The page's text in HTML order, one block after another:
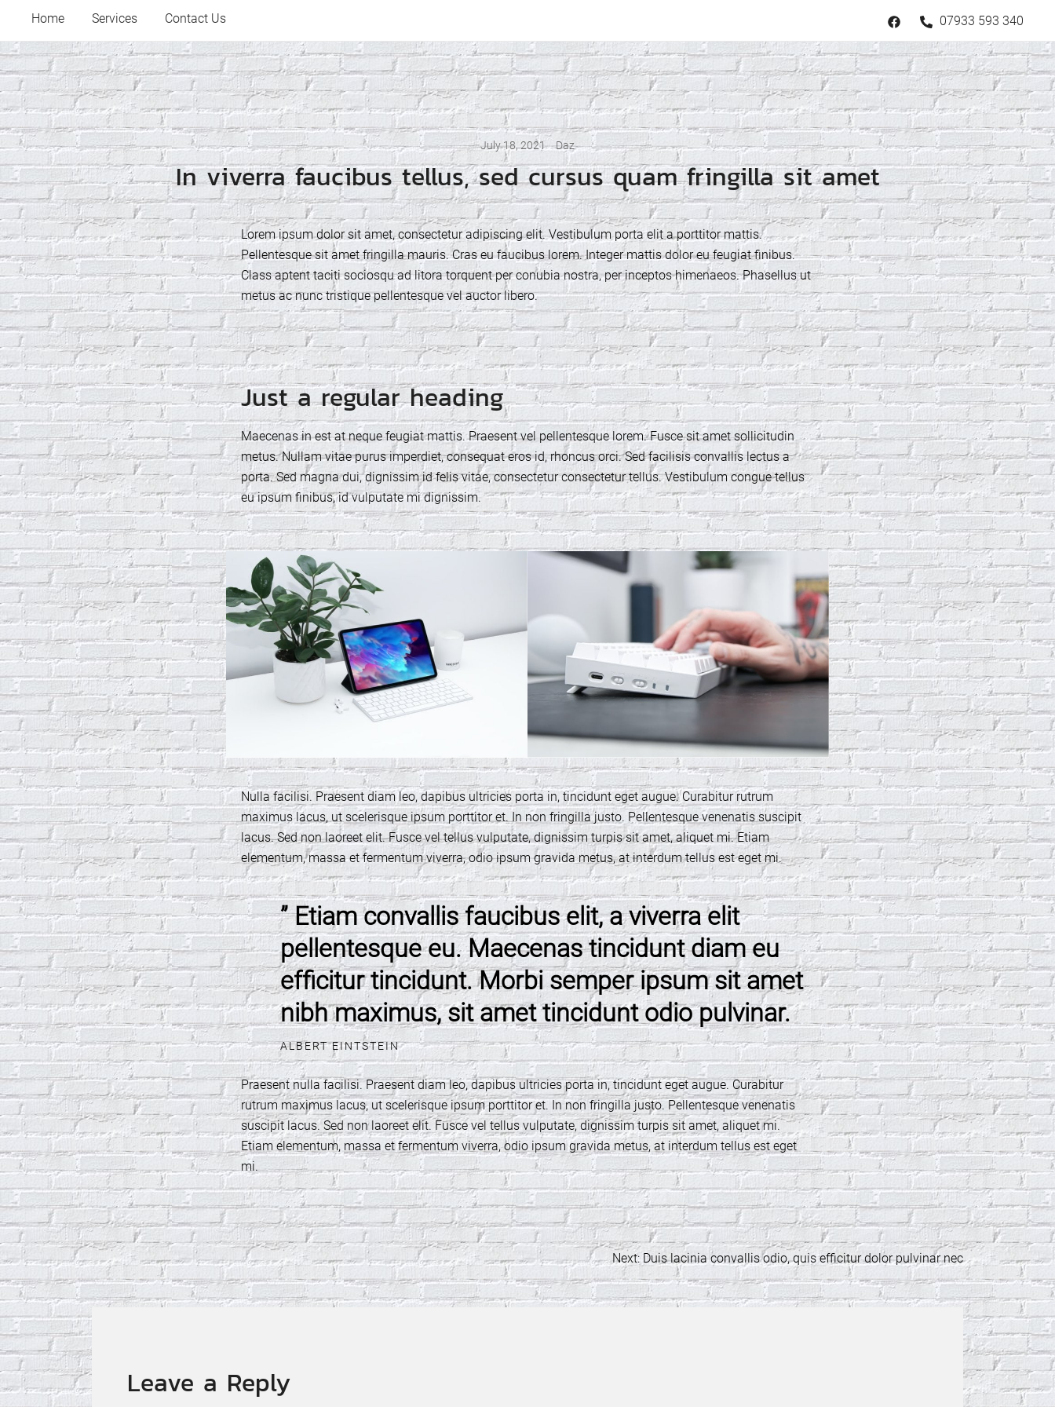
content
Full Circle Property Maintenance
Your Trusted Partner for Comprehensive Property Care in Colchester
Home Services Contact Us 07933 593 340
July 18, 2021 Daz
In viverra faucibus tellus, sed cursus quam fringilla sit amet
Lorem ipsum dolor sit amet, consectetur adipiscing elit. Vestibulum porta elit a porttitor mattis.
Pellentesque sit amet fringilla mauris. Cras eu faucibus lorem. Integer mattis dolor eu feugiat finibus.
Class aptent taciti sociosqu ad litora torquent per conubia nostra, per inceptos himenaeos. Phasellus ut
metus ac nunc tristique pellentesque vel auctor libero.
Just a regular heading
Maecenas in est at neque feugiat mattis. Praesent vel pellentesque lorem. Fusce sit amet sollicitudin
metus. Nullam vitae purus imperdiet, consequat eros id, rhoncus orci. Sed facilisis convallis lectus a
porta. Sed magna dui, dignissim id felis vitae, consectetur consectetur tellus. Vestibulum congue tellus
eu ipsum finibus, id vulputate mi dignissim.
Nulla facilisi. Praesent diam leo, dapibus ultricies porta in, tincidunt eget augue. Curabitur rutrum
maximus lacus, ut scelerisque ipsum porttitor et. In non fringilla justo. Pellentesque venenatis suscipit
lacus. Sed non laoreet elit. Fusce vel tellus vulputate, dignissim turpis sit amet, aliquet mi. Etiam
elementum, massa et fermentum viverra, odio ipsum gravida metus, at interdum tellus est eget mi.
” Etiam convallis faucibus elit, a viverra elit
pellentesque eu. Maecenas tincidunt diam eu
efficitur tincidunt. Morbi semper ipsum sit amet
nibh maximus, sit amet tincidunt odio pulvinar.
ALBERT EINTSTEIN
Praesent nulla facilisi. Praesent diam leo, dapibus ultricies porta in, tincidunt eget augue. Curabitur
rutrum maximus lacus, ut scelerisque ipsum porttitor et. In non fringilla justo. Pellentesque venenatis
suscipit lacus. Sed non laoreet elit. Fusce vel tellus vulputate, dignissim turpis sit amet, aliquet mi.
Etiam elementum, massa et fermentum viverra, odio ipsum gravida metus, at interdum tellus est eget
mi.
Post
navigation
Next: Duis lacinia convallis odio, quis efficitur dolor pulvinar nec
Leave a Reply